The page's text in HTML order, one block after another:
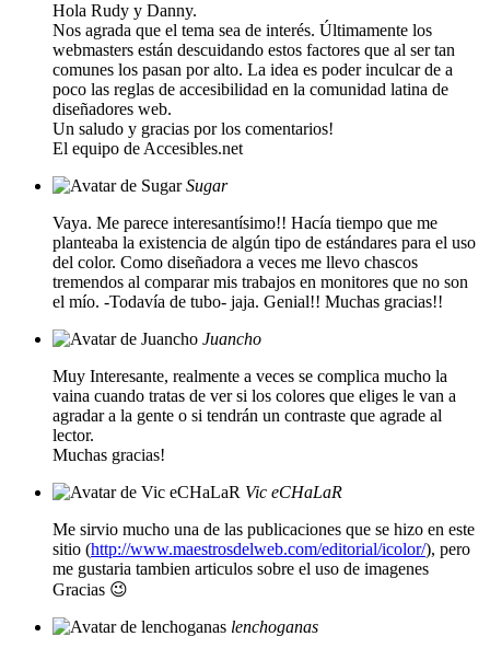
Hola Rudy y Danny.
Nos agrada que el tema sea de interés. Últimamente los
webmasters están descuidando estos factores que al ser tan
comunes los pasan por alto. La idea es poder inculcar de a
poco las reglas de accesibilidad en la comunidad latina de
diseñadores web.
Un saludo y gracias por los comentarios!
El equipo de Accesibles.net
Sugar
Vaya. Me parece interesantísimo!! Hacía tiempo que me
planteaba la existencia de algún tipo de estándares para el uso
del color. Como diseñadora a veces me llevo chascos
tremendos al comparar mis trabajos en monitores que no son
el mío. -Todavía de tubo- jaja. Genial!! Muchas gracias!!
Juancho
Muy Interesante, realmente a veces se complica mucho la
vaina cuando tratas de ver si los colores que eliges le van a
agradar a la gente o si tendrán un contraste que agrade al
lector.
Muchas gracias!
Vic eCHaLaR
Me sirvio mucho una de las publicaciones que se hizo en este
sitio (http://www.maestrosdelweb.com/editorial/icolor/), pero
me gustaria tambien articulos sobre el uso de imagenes
Gracias 😉
lenchoganas